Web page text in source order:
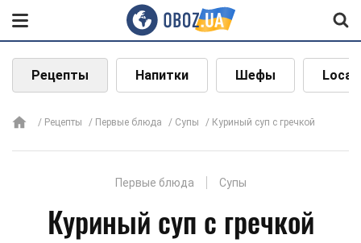
Рецепты Напитки Шефы Local
Рецепты Первые блюда Супы Куриный суп с гречкой
Первые блюда Супы
Куриный суп с гречкой